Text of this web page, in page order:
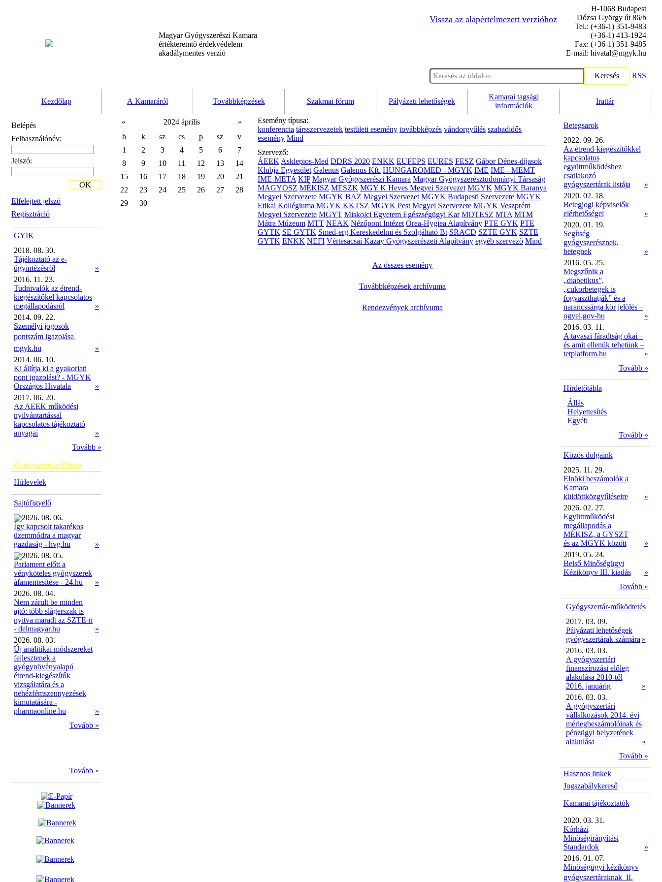
Magyar Gyógyszerészi Kamara
értékteremtő érdekvédelem
akadálymentes verzió
Vissza az alapértelmezett verzióhoz
H-1068 Budapest
Dózsa György út 86/b
Tel.: (+36-1) 351-9483
(+36-1) 413-1924
Fax: (+36-1) 351-9485
E-mail: hivatal@mgyk.hu
Keresés RSS
Kezdőlap A Kamaráról Továbbképzések Szakmai fórum Pályázati lehetőségek
Kamarai tagsági
információk
Irattár
Belépés
Felhasználónév:
Jelszó:
Elfelejtett jelszó
Regisztráció
OK
GYIK
2018. 08. 30.
Tájékoztató az e-
ügyintézésről
»
2016. 11. 23.
Tudnivalók az étrend-
kiegészítőkel kapcsolatos
megállapodásról
»
2014. 09. 22.
Személyi jogosok
pontszám igazolása 
mgyk.hu
»
2014. 06. 10.
Ki állítja ki a gyakorlati
pont igazolást? - MGYK
Országos Hivatala
»
2017. 06. 20.
Az AEEK működési
nyilvántartással
kapcsolatos tájékoztató
anyagai
»
Tovább »
Gyógyszerészi Hírlap
Hírlevelek
Sajtófigyelő
2026. 08. 06.
Így kapcsolt takarékos
üzemmódra a magyar
gazdaság - hvg.hu
»
2026. 08. 05.
Parlament előtt a
vényköteles gyógyszerek
áfamentesítése - 24.hu
»
2026. 08. 04.
Nem zárult be minden
ajtó: több slágerszak is
nyitva maradt az SZTE-n
- delmagyar.hu
»
2026. 08. 03.
Új analitikai módszereket
fejlesztenek a
gyógynövényalapú
étrend-kiegészítők
vizsgálatára és a
nehézfémszennyezések
kimutatására -
pharmaonline.hu
»
Tovább »
Tovább »
« 2024 április
»
h
k sz cs p sz
v
1
2 3 4 5 6
7
8
9 10 11 12 13
14
15
16 17 18 19 20
21
22
23 24 25 26 27
28
29
30
Esemény típusa:
konferencia társszervezetek testületi esemény továbbképzés vándorgyűlés szabadidős
esemény Mind
Szervező:
ÁEEK Asklepios-Med DDRS 2020 ENKK EUFEPS EURES FESZ Gábor Dénes-díjasok
Klubja Egyesület Galenus Galenus Kft. HUNGAROMED - MGYK IME IME - MEMT
IME-META KIP Magyar Gyógyszerészi Kamara Magyar Gyógyszerésztudományi Társaság
MAGYOSZ MÉKISZ MESZK MGY K Heves Megyei Szervezet MGYK MGYK Baranya
Megyei Szervezete MGYK BAZ Megyei Szervezet MGYK Budapesti Szervezete MGYK
Etikai Kollégiuma MGYK KKTSZ MGYK Pest Megyei Szervezete MGYK Veszprém
Megyei Szervezete MGYT Miskolci Egyetem Egészségügyi Kar MOTESZ MTA MTM
Mátra Múzeum MTT NEAK Nézőpont Intézet Orea-Hygiea Alapítvány PTE GYK PTE
GYTK SE GYTK Smed-erg Kereskedelmi és Szolgáltató Bt SRACD SZTE GYK SZTE
GYTK ENKK NEFI Vértesacsai Kazay Gyógyszerészeti Alapítvány egyéb szervező Mind
Az összes esemény
Továbbképzések archívuma
Rendezvények archívuma
Betegsarok
2022. 09. 26.
Az étrend-kiegészítőkkel
kapcsolatos
együttműködéshez
csatlakozó
gyógyszertárak listája
»
2020. 02. 18.
Betegjogi képviselők
elérhetőségei
»
2020. 01. 19.
Segítség
gyógyszerésznek,
betegnek
»
2016. 05. 25.
Megszűnik a
„diabetikus”,
„cukorbetegek is
fogyaszthatják” és a
narancssárga kör jelölés –
ogyei.gov-hu
»
2016. 03. 11.
A tavaszi fáradtság okai –
és amit ellenük tehetünk –
tetplatform.hu
»
Tovább »
Hirdetőtábla
Állás
Helyettesítés
Egyéb
Tovább »
Közös dolgaink
2025. 11. 29.
Elnöki beszámolók a
Kamara
küldöttközgyűléseire
»
2026. 02. 27.
Együttműködési
megállapodás a
MÉKISZ, a GYSZT
és az MGYK között
»
2019. 05. 24.
Belső Minőségügyi
Kézikönyv III. kiadás
»
Tovább »
Gyógyszertár-működtetés
2017. 03. 09.
Pályázati lehetőségek
gyógyszertárak számára »
2016. 03. 03.
A gyógyszertári
finanszírozási előleg
alakulása 2010-től
2016. januárig
»
2016. 03. 03.
A gyógyszertári
vállalkozások 2014. évi
mérlegbeszámolóinak és
pénzügyi helyzetének
alakulása
»
Tovább »
Hasznos linkek
Jogszabálykereső
Kamarai tájékoztatók
2020. 03. 31.
Kórházi
Minőségirányítási
Standardok
»
2016. 01. 07.
Minőségügyi kézikönyv
gyógyszertáraknak  II.